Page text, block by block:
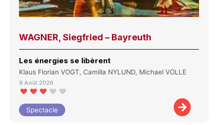
WAGNER, Siegfried – Bayreuth
Les énergies se libèrent
Klaus Florian VOGT, Camilla NYLUND, Michael VOLLE
9 Août 2026
Spectacle